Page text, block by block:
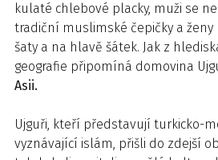
kulaté chlebové placky, muži se
tradiční muslimské čepičky a
šaty a na hlavě šátek. Jak z
geografie připomíná domovina
Asii.
Ujguři, kteří představují turkicko-
vyznávající islám, přišli do zdejší